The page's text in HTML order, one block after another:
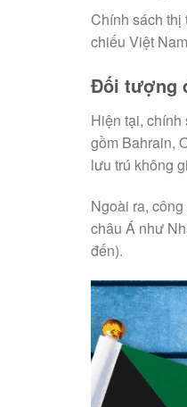
Chính sách thị
chiếu Việt
Đối tượng
Hiện tại,
gồm Bahrain,
lưu trú không
Ngoài ra,
châu Á như
đến).